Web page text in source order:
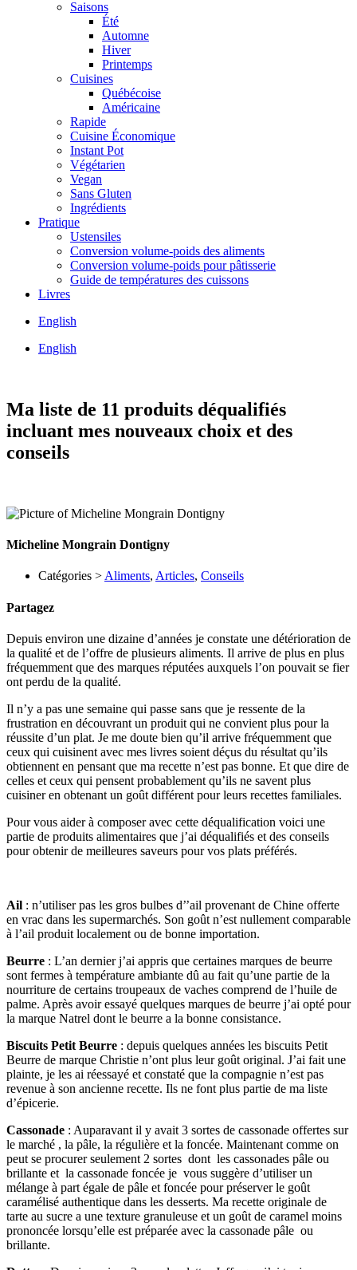
Saisons
Été
Automne
Hiver
Printemps
Cuisines
Québécoise
Américaine
Rapide
Cuisine Économique
Instant Pot
Végétarien
Vegan
Sans Gluten
Ingrédients
Pratique
Ustensiles
Conversion volume-poids des aliments
Conversion volume-poids pour pâtisserie
Guide de températures des cuissons
Livres
English
English
Ma liste de 11 produits déqualifiés
incluant mes nouveaux choix et des
conseils
Micheline Mongrain Dontigny
Catégories > Aliments, Articles, Conseils
Partagez
Depuis environ une dizaine d’années je constate une détérioration de
la qualité et de l’offre de plusieurs aliments. Il arrive de plus en plus
fréquemment que des marques réputées auxquels l’on pouvait se fier
ont perdu de la qualité.
Il n’y a pas une semaine qui passe sans que je ressente de la
frustration en découvrant un produit qui ne convient plus pour la
réussite d’un plat. Je me doute bien qu’il arrive fréquemment que
ceux qui cuisinent avec mes livres soient déçus du résultat qu’ils
obtiennent en pensant que ma recette n’est pas bonne. Et que dire de
celles et ceux qui pensent probablement qu’ils ne savent plus
cuisiner en obtenant un goût différent pour leurs recettes familiales.
Pour vous aider à composer avec cette déqualification voici une
partie de produits alimentaires que j’ai déqualifiés et des conseils
pour obtenir de meilleures saveurs pour vos plats préférés.
Ail : n’utiliser pas les gros bulbes d’’ail provenant de Chine offerte
en vrac dans les supermarchés. Son goût n’est nullement comparable
à l’ail produit localement ou de bonne importation.
Beurre : L’an dernier j’ai appris que certaines marques de beurre
sont fermes à température ambiante dû au fait qu’une partie de la
nourriture de certains troupeaux de vaches comprend de l’huile de
palme. Après avoir essayé quelques marques de beurre j’ai opté pour
la marque Natrel dont le beurre a la bonne consistance.
Biscuits Petit Beurre : depuis quelques années les biscuits Petit
Beurre de marque Christie n’ont plus leur goût original. J’ai fait une
plainte, je les ai réessayé et constaté que la compagnie n’est pas
revenue à son ancienne recette. Ils ne font plus partie de ma liste
d’épicerie.
Cassonade : Auparavant il y avait 3 sortes de cassonade offertes sur
le marché , la pâle, la régulière et la foncée. Maintenant comme on
peut se procurer seulement 2 sortes dont les cassonades pâle ou
brillante et la cassonade foncée je vous suggère d’utiliser un
mélange à part égale de pâle et foncée pour préserver le goût
caramélisé authentique dans les desserts. Ma recette originale de
tarte au sucre a une texture granuleuse et un goût de caramel moins
prononcée lorsqu’elle est préparée avec la cassonade pâle ou
brillante.